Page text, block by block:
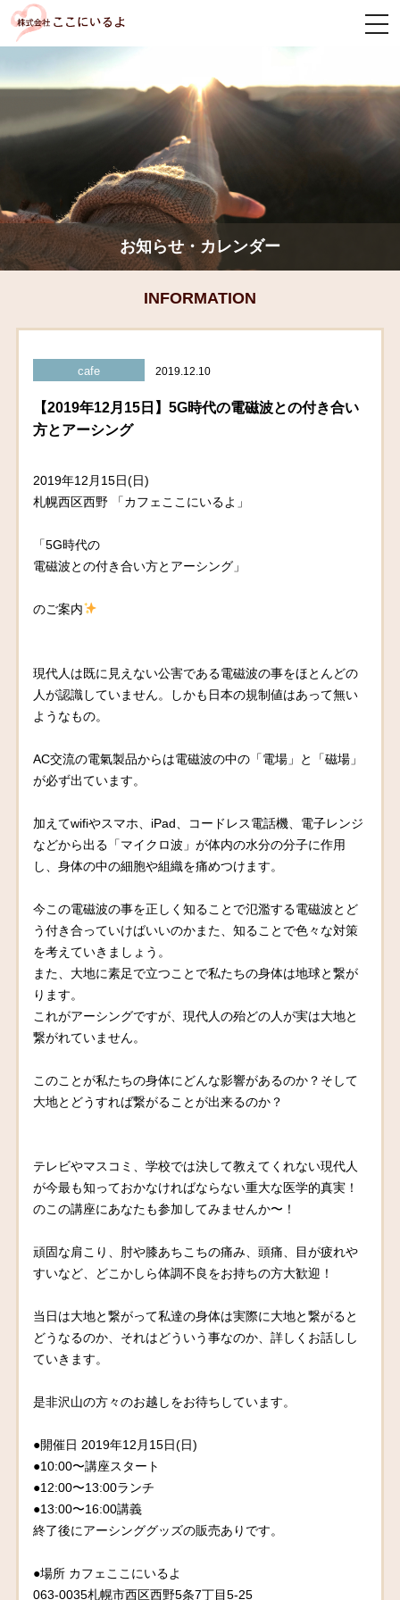
お知らせ・カレンダー
INFORMATION
cafe 2019.12.10
【2019年12月15日】5G時代の電磁波との付き合い
方とアーシング
2019年12月15日(日)
札幌西区西野 「カフェここにいるよ」
「5G時代の
電磁波との付き合い方とアーシング」
のご案内
現代人は既に見えない公害である電磁波の事をほとんどの
人が認識していません。しかも日本の規制値はあって無い
ようなもの。
AC交流の電氣製品からは電磁波の中の「電場」と「磁場」
が必ず出ています。
加えてwifiやスマホ、iPad、コードレス電話機、電子レンジ
などから出る「マイクロ波」が体内の水分の分子に作用
し、身体の中の細胞や組織を痛めつけます。
今この電磁波の事を正しく知ることで氾濫する電磁波とど
う付き合っていけばいいのかまた、知ることで色々な対策
を考えていきましょう。
また、大地に素足で立つことで私たちの身体は地球と繋が
ります。
これがアーシングですが、現代人の殆どの人が実は大地と
繋がれていません。
このことが私たちの身体にどんな影響があるのか？そして
大地とどうすれば繋がることが出来るのか？
テレビやマスコミ、学校では決して教えてくれない現代人
が今最も知っておかなければならない重大な医学的真実！
のこの講座にあなたも参加してみませんか〜！
頑固な肩こり、肘や膝あちこちの痛み、頭痛、目が疲れや
すいなど、どこかしら体調不良をお持ちの方大歓迎！
当日は大地と繋がって私達の身体は実際に大地と繋がると
どうなるのか、それはどういう事なのか、詳しくお話しし
ていきます。
是非沢山の方々のお越しをお待ちしています。
●開催日 2019年12月15日(日)
●10:00〜講座スタート
●12:00〜13:00ランチ
●13:00〜16:00講義
終了後にアーシンググッズの販売ありです。
●場所 カフェここにいるよ
063-0035札幌市西区西野5条7丁目5-25